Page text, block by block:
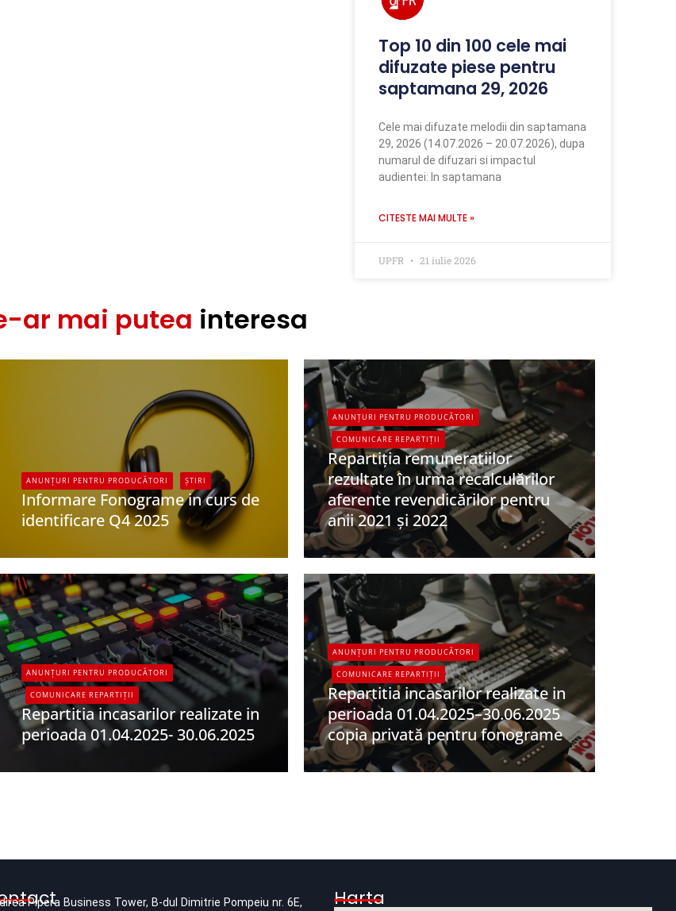
Top 10 din 100 cele mai
difuzate piese pentru
saptamana 29, 2026
Cele mai difuzate melodii din saptamana
29, 2026 (14.07.2026 – 20.07.2026), dupa
numarul de difuzari si impactul
audientei: In saptamana
CITESTE MAI MULTE »
UPFR 21 iulie 2026
ar mai putea interesa
ANUNȚURI PENTRU PRODUCĂTORI ȘTIRI
Informare Fonograme in curs de
identificare Q4 2025
ANUNȚURI PENTRU PRODUCĂTORI
COMUNICARE REPARTIȚII
Repartiția remuneratiilor
rezultate în urma recalculărilor
aferente revendicărilor pentru
anii 2021 și 2022
UPFR
ANUNȚURI PENTRU PRODUCĂTORI
COMUNICARE REPARTIȚII
Repartitia incasarilor realizate in
perioada 01.04.2025- 30.06.2025
ANUNȚURI PENTRU PRODUCĂTORI
COMUNICARE REPARTIȚII
Repartitia incasarilor realizate in
perioada 01.04.2025–30.06.2025
copia privată pentru fonograme
UPFR
Pipera Business Tower, B-dul Dimitrie Pompeiu nr. 6E, Harta